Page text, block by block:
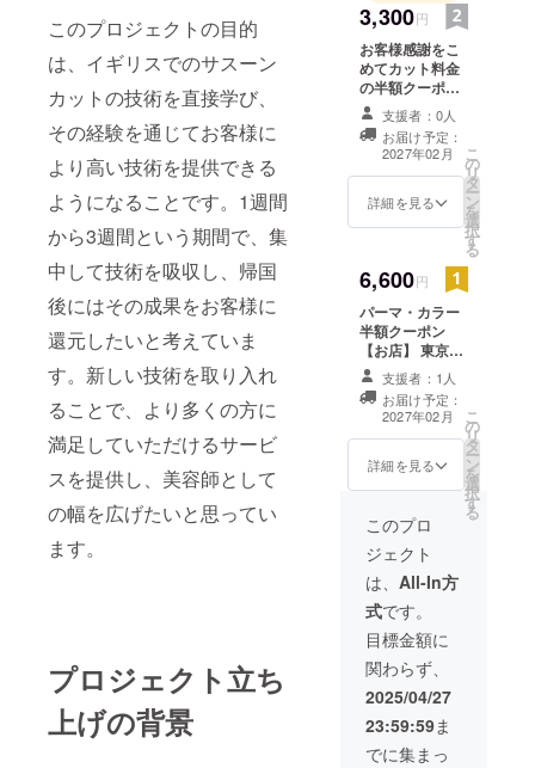
このプロジェクトの目的
は、イギリスでのサスーン
カットの技術を直接学び、
その経験を通じてお客様に
より高い技術を提供できる
ようになることです。1週間
から3週間という期間で、集
中して技術を吸収し、帰国
後にはその成果をお客様に
還元したいと考えていま
す。新しい技術を取り入れ
ることで、より多くの方に
満足していただけるサービ
スを提供し、美容師として
の幅を広げたいと思ってい
ます。
プロジェクト立ち
上げの背景
3,300円
お客様感謝をこ
めてカット料金
の半額クーポン
券 【お店】 東京
都渋谷区恵比寿
西１－９－７
グランベル恵比
寿西５Ｆ チケッ
トは恵比寿のお
ご提供方法：＠
218skmau 公式
LINE こちらか
ら 配布しま
す！ ◉2027年２
月より一年間
2028年の2月末
まで
支援者：0人
お届け予定：
2027年02月
詳細を見る
こ
の
リ
タ
ー
ン
を
選
択
す
る
6,600円
パーマ・カラー
半額クーポン
【お店】 東京都
渋谷区恵比寿西
１－９－７ グ
ランベル恵比寿
西５Ｆ チケット
は恵比寿のお店
でのお買い物の
提供方法：＠
218skmau 公式
LINE こちらか
ら 配布しま
す！ ◉2027年２
月より一年間
2028年の2月末
まで
支援者：1人
お届け予定：
2027年02月
詳細を見る
こ
の
リ
タ
ー
ン
を
選
択
す
る
このプロ
ジェクト
は、 All-In方
式です。
目標金額に
関わらず、
2025/04/27
23:59:59ま
でに集まっ